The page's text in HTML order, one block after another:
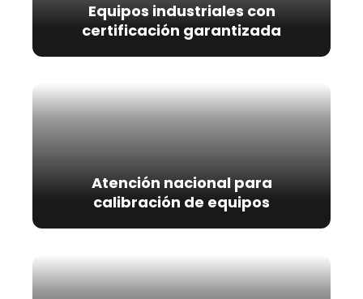
Equipos industriales con
certificación garantizada
Atención nacional para
calibración de equipos